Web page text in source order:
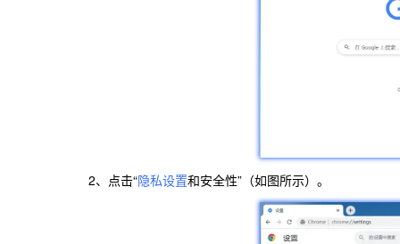
2、点击“隐私设置和安全性”（如图所示）。